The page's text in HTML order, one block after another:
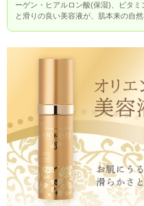
ーゲン・ヒアルロン酸(保湿)、ビタ
と滑りの良い美容液が、肌本来の自